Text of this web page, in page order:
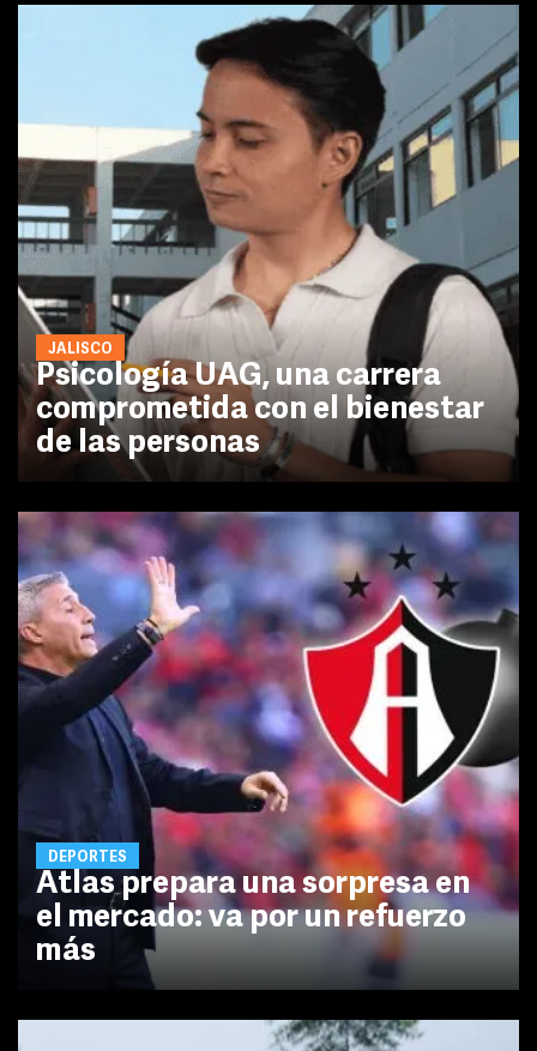
JALISCO
Psicología UAG, una carrera
comprometida con el bienestar
de las personas
DEPORTES
Atlas prepara una sorpresa en
el mercado: va por un refuerzo
más